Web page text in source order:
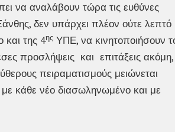
να αναλάβουν τώρα τις ευθύνες
δεν υπάρχει πλέον ούτε λεπτό
και της 4ης ΥΠΕ, να κινητοποιήσουν
προσλήψεις και επιτάξεις ακόμη,
πειραματισμούς μειώνεται
κάθε νέο διασωληνωμένο και με